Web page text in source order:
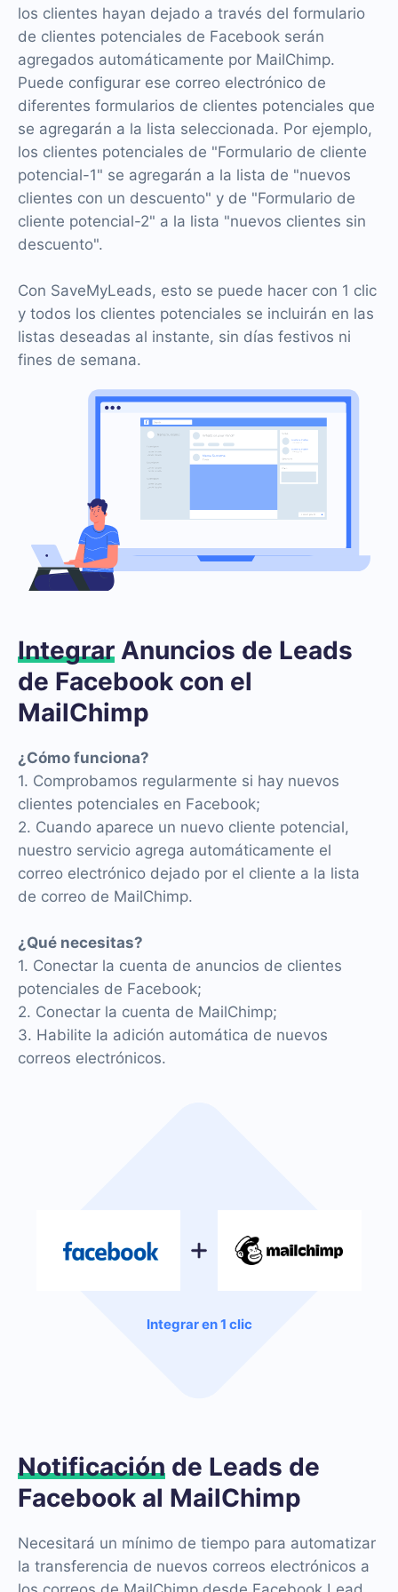
los clientes hayan dejado a través del formulario
de clientes potenciales de Facebook serán
agregados automáticamente por MailChimp.
Puede configurar ese correo electrónico de
diferentes formularios de clientes potenciales que
se agregarán a la lista seleccionada. Por ejemplo,
los clientes potenciales de "Formulario de cliente
potencial-1" se agregarán a la lista de "nuevos
clientes con un descuento" y de "Formulario de
cliente potencial-2" a la lista "nuevos clientes sin
descuento".
Con SaveMyLeads, esto se puede hacer con 1 clic
y todos los clientes potenciales se incluirán en las
listas deseadas al instante, sin días festivos ni
fines de semana.
Integrar en 1 clic
Integrar Anuncios de Leads
de Facebook con el
MailChimp
¿Cómo funciona?
1. Comprobamos regularmente si hay nuevos
clientes potenciales en Facebook;
2. Cuando aparece un nuevo cliente potencial,
nuestro servicio agrega automáticamente el
correo electrónico dejado por el cliente a la lista
de correo de MailChimp.
¿Qué necesitas?
1. Conectar la cuenta de anuncios de clientes
potenciales de Facebook;
2. Conectar la cuenta de MailChimp;
3. Habilite la adición automática de nuevos
correos electrónicos.
Notificación de Leads de
Facebook al MailChimp
Necesitará un mínimo de tiempo para automatizar
la transferencia de nuevos correos electrónicos a